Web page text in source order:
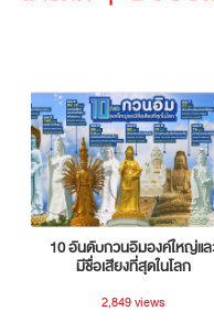
10 อันดับกวนอิมองค์ใหญ่แล
มีชื่อเสียงที่สุดในโลก
2,849 views